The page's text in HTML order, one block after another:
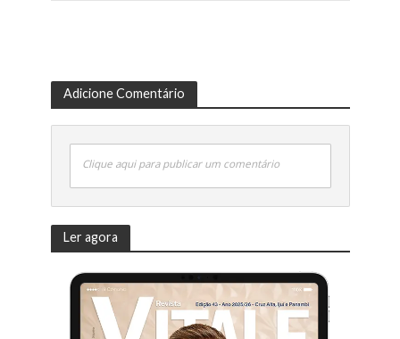
Adicione Comentário
Clique aqui para publicar um comentário
Ler agora